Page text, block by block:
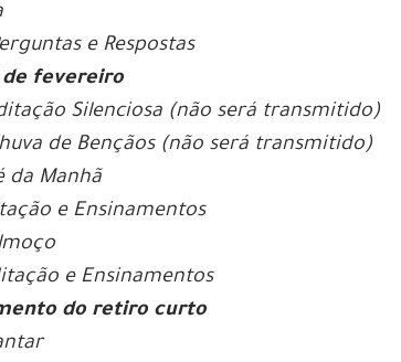
e Respostas
de fevereiro
Silenciosa (não será transmitido)
de Bençãos(não será transmitido)
da Manhã
e Ensinamentos
e Ensinamentos
do retiro curto